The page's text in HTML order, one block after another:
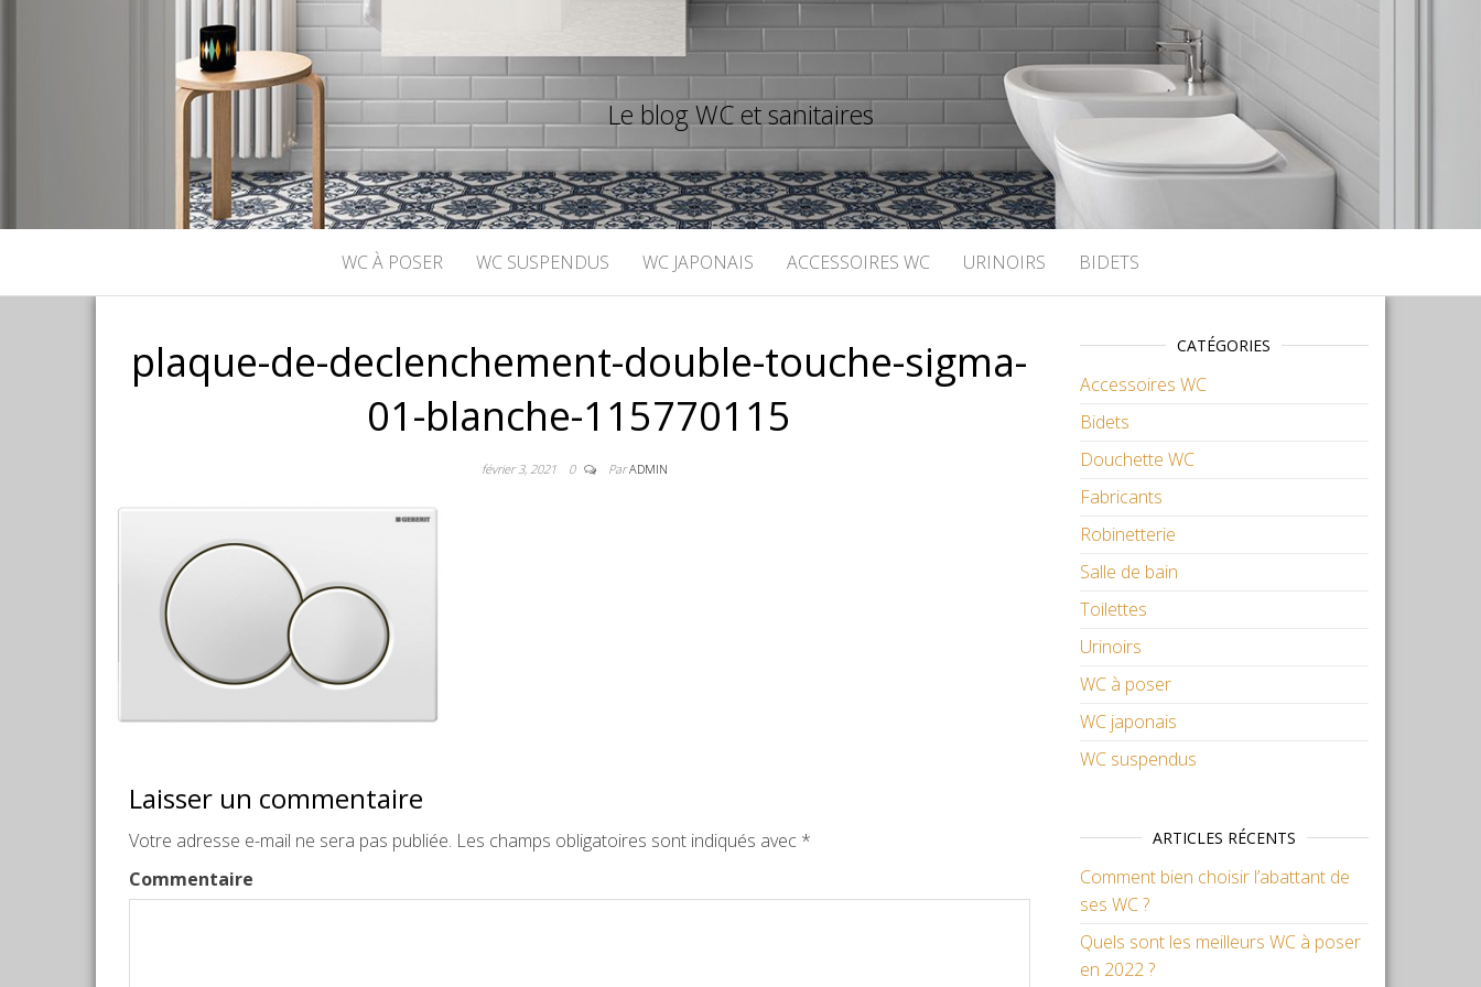
Le blog WC et sanitaires
WC À POSER WC SUSPENDUS WC JAPONAIS ACCESSOIRES WC URINOIRS BIDETS
plaque-de-declenchement-double-touche-sigma-
01-blanche-115770115
février 3, 2021 0 ParADMIN
Laisser un commentaire
Votre adresse e-mail ne sera pas publiée. Les champs obligatoires sont indiqués avec *
Commentaire
CATÉGORIES
Accessoires WC
Bidets
Douchette WC
Fabricants
Robinetterie
Salle de bain
Toilettes
Urinoirs
WC à poser
WC japonais
WC suspendus
ARTICLES RÉCENTS
Comment bien choisir l’abattant de
ses WC ?
Quels sont les meilleurs WC à poser
en 2022 ?